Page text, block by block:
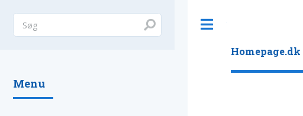
Homepage.dk
Menu